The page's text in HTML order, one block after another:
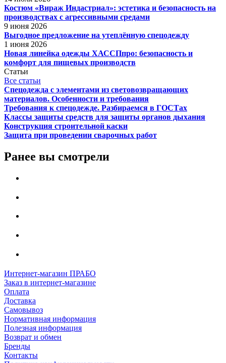
Костюм «Вираж Индастриал»: эстетика и безопасность на
производствах с агрессивными средами
9 июня 2026
Выгодное предложение на утеплённую спецодежду
1 июня 2026
Новая линейка одежды ХАССПпро: безопасность и
комфорт для пищевых производств
Статьи
Все статьи
Спецодежда с элементами из световозвращающих
материалов. Особенности и требования
Требования к спецодежде. Разбираемся в ГОСТах
Классы защиты средств для защиты органов дыхания
Конструкция строительной каски
Защита при проведении сварочных работ
Ранее вы смотрели
Интернет-магазин ПРАБО
Заказ в интернет-магазине
Оплата
Доставка
Самовывоз
Нормативная информация
Полезная информация
Возврат и обмен
Бренды
Контакты